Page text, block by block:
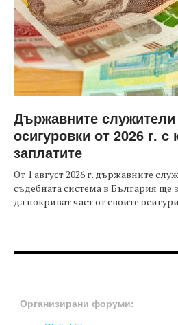
Държавните
осигуровки от 2026 г.
заплатите
От 1 август 2026 г. държавните
съдебната система в България ще
да покриват част от своите
Организирани форуми: